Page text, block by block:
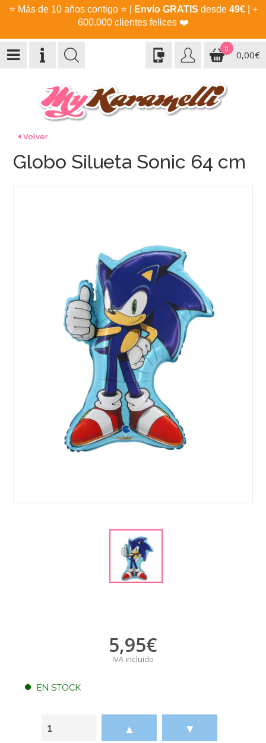
⭐ Más de 10 años contigo ⭐ Envío GRATIS desde 49€| +
600.000 clientes felices ❤️
0
0,00€
Volver
Globo Silueta Sonic 64 cm
5,95€
IVA incluido
EN STOCK
▲ ▼